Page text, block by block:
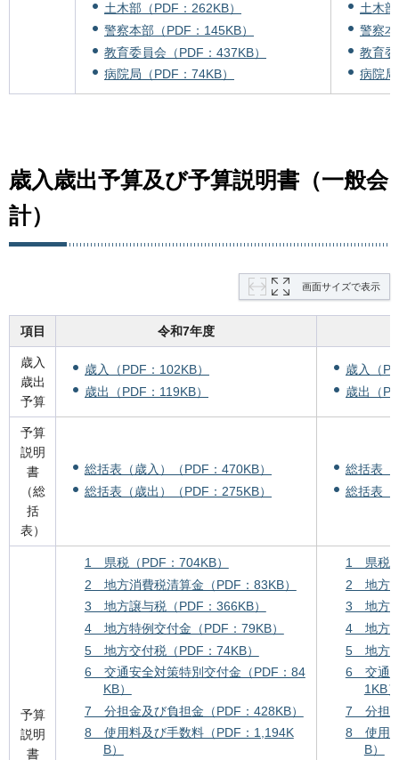
土木部（PDF：262KB）
警察本部（PDF：145KB）
教育委員会（PDF：437KB）
病院局（PDF：74KB）
土木
警察
教育
病院
歳入歳出予算及び予算説明書（一般会
計）
画面サイズで表示
項目 令和7年度
歳入
歳出
予算
歳入（PDF：102KB）
歳出（PDF：119KB）
歳入（
歳出（
予算
説明
書
（総
括
表）
総括表（歳入）（PDF：470KB）
総括表（歳出）（PDF：275KB）
総括表（
総括表（
予算
説明
書
1 県税（PDF：704KB）
2 地方消費税清算金（PDF：83KB）
3 地方譲与税（PDF：366KB）
4 地方特例交付金（PDF：79KB）
5 地方交付税（PDF：74KB）
6 交通安全対策特別交付金（PDF：84
KB）
7 分担金及び負担金（PDF：428KB）
8 使用料及び手数料（PDF：1,194K
B）
1 県税
2 地方
3 地方
4 地方特
5 地方
6 交通安
1KB）
7 分担金
8 使用料
B）